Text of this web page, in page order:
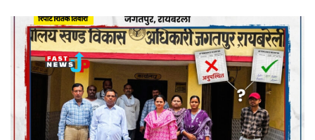
email